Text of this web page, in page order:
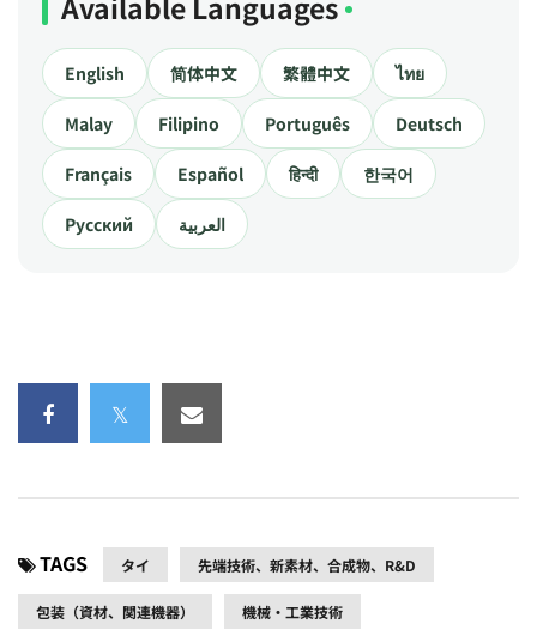
English 简体中文 繁體中文 ไทย
Malay Filipino Português Deutsch
Français Español हिन्दी 한국어
Русский العربية
TAGS タイ 先端技術、新素材、合成物、R&D
包装（資材、関連機器） 機械・工業技術